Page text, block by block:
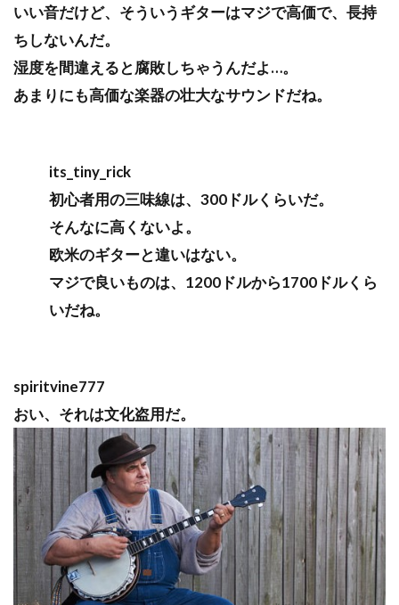
いい音だけど、そういうギターはマジで高価で、長持
ちしないんだ。
湿度を間違えると腐敗しちゃうんだよ…。
あまりにも高価な楽器の壮大なサウンドだね。
its_tiny_rick
初心者用の三味線は、300ドルくらいだ。
そんなに高くないよ。
欧米のギターと違いはない。
マジで良いものは、1200ドルから1700ドルくら
いだね。
spiritvine777
おい、それは文化盗用だ。